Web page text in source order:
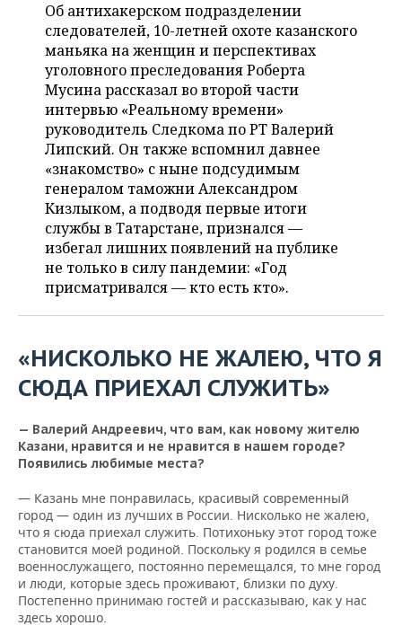
ОТКРЫТАЯ ЛЕКЦИЯ
БАСКЕТБОЛ
ВОЛЕЙБОЛ
КИБЕРСПОРТ
ФИГУРНОЕ КАТАНИЕ
ВОДНЫЕ ВИДЫ СПОРТА
ХОККЕЙ С МЯЧОМ
ИНФРАСТРУКТУРА
ИСТОРИЯ
КУЛЬТУРА
МЕДИЦИНА
ОБРАЗОВАНИЕ
ПРОИСШЕСТВИЯ
СПРАВОЧНИК
СПИСОК ПЕРСОН
СПИСОК КОМПАНИЙ
ПОЛНАЯ ВЕРСИЯ
Об антихакерском подразделении
следователей, 10-летней охоте казанского
маньяка на женщин и перспективах
уголовного преследования Роберта
Мусина рассказал во второй части
интервью «Реальному времени»
руководитель Следкома по РТ Валерий
Липский. Он также вспомнил давнее
«знакомство» с ныне подсудимым
генералом таможни Александром
Кизлыком, а подводя первые итоги
службы в Татарстане, признался —
избегал лишних появлений на публике
не только в силу пандемии: «Год
присматривался — кто есть кто».
«НИСКОЛЬКО НЕ ЖАЛЕЮ, ЧТО Я
СЮДА ПРИЕХАЛ СЛУЖИТЬ»
— Валерий Андреевич, что вам, как новому жителю
Казани, нравится и не нравится в нашем городе?
Появились любимые места?
— Казань мне понравилась, красивый современный
город — один из лучших в России. Нисколько не жалею,
что я сюда приехал служить. Потихоньку этот город тоже
становится моей родиной. Поскольку я родился в семье
военнослужащего, постоянно перемещался, то мне город
и люди, которые здесь проживают, близки по духу.
Постепенно принимаю гостей и рассказываю, как у нас
здесь хорошо.